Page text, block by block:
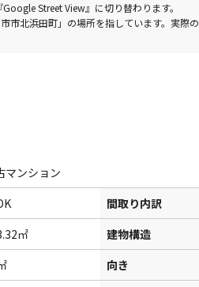
Street View』に切り替わります。
北浜田町」の場所を指しています。実際
マンション
間取り内訳
㎡
建物構造
向き